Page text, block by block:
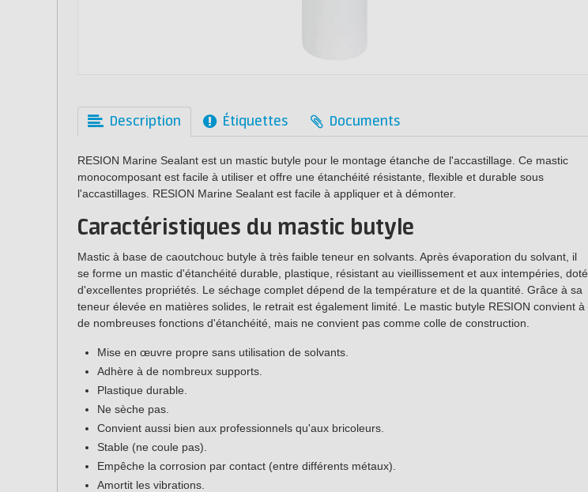
Description Étiquettes Documents
RESION Marine Sealant est un mastic butyle pour le montage étanche de l'accastillage. Ce mastic
monocomposant est facile à utiliser et offre une étanchéité résistante, flexible et durable sous
l'accastillages. RESION Marine Sealant est facile à appliquer et à démonter.
Caractéristiques du mastic butyle
Mastic à base de caoutchouc butyle à très faible teneur en solvants. Après évaporation du solvant, il
se forme un mastic d'étanchéité durable, plastique, résistant au vieillissement et aux intempéries, doté
d'excellentes propriétés. Le séchage complet dépend de la température et de la quantité. Grâce à sa
teneur élevée en matières solides, le retrait est également limité. Le mastic butyle RESION convient à
de nombreuses fonctions d'étanchéité, mais ne convient pas comme colle de construction.
Mise en œuvre propre sans utilisation de solvants.
Adhère à de nombreux supports.
Plastique durable.
Ne sèche pas.
Convient aussi bien aux professionnels qu'aux bricoleurs.
Stable (ne coule pas).
Empêche la corrosion par contact (entre différents métaux).
Amortit les vibrations.